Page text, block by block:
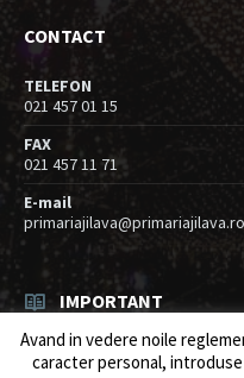
CONTACT
TELEFON
021 457 01 15
FAX
021 457 11 71
E-mail
primariajilava@primariajilava.ro
IMPORTANT
Anunt concurs
05/08/2026 inResurse umane /
Avand in vedere noile
caracter personal, introduse